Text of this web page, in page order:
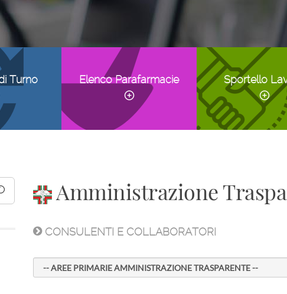
Turno Elenco Parafarmacie Sportello
Amministrazione
CONSULENTI E COLLABORATORI